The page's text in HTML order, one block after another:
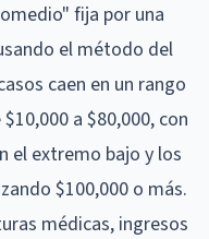
fija por una
el método del
caen en un rango
a $80,000, con
el extremo bajo y los
$100,000 o más.
médicas, ingresos